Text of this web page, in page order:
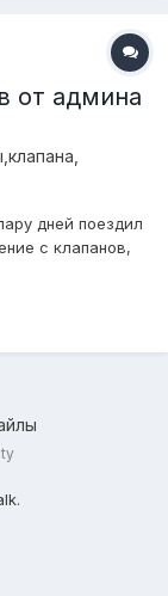
от админа
дней поездил
с клапанов,
1 клапан,